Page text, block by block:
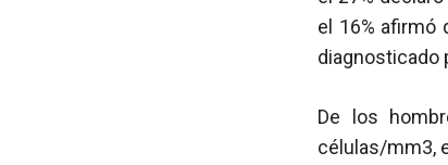
el 16% afirmó
diagnosticado
De los
células/mm3,